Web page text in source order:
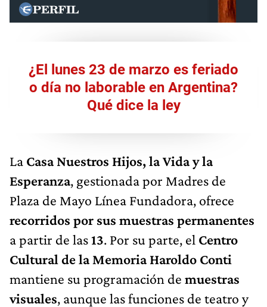
¿El lunes 23 de marzo es feriado
o día no laborable en Argentina?
Qué dice la ley
La Casa Nuestros Hijos, la Vida y la
Esperanza, gestionada por Madres de
Plaza de Mayo Línea Fundadora, ofrece
recorridos por sus muestras permanentes
a partir de las13. Por su parte, el Centro
Cultural de la Memoria Haroldo Conti
mantiene su programación de muestras
visuales, aunque las funciones de teatro y